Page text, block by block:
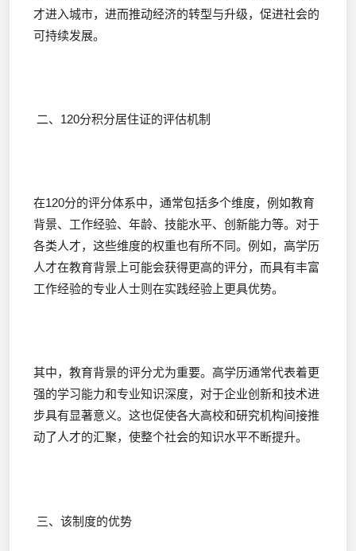
才进入城市，进而推动经济的转型与升级，促进社会的
可持续发展。
二、120分积分居住证的评估机制
在120分的评分体系中，通常包括多个维度，例如教育
背景、工作经验、年龄、技能水平、创新能力等。对于
各类人才，这些维度的权重也有所不同。例如，高学历
人才在教育背景上可能会获得更高的评分，而具有丰富
工作经验的专业人士则在实践经验上更具优势。
其中，教育背景的评分尤为重要。高学历通常代表着更
强的学习能力和专业知识深度，对于企业创新和技术进
步具有显著意义。这也促使各大高校和研究机构间接推
动了人才的汇聚，使整个社会的知识水平不断提升。
三、该制度的优势